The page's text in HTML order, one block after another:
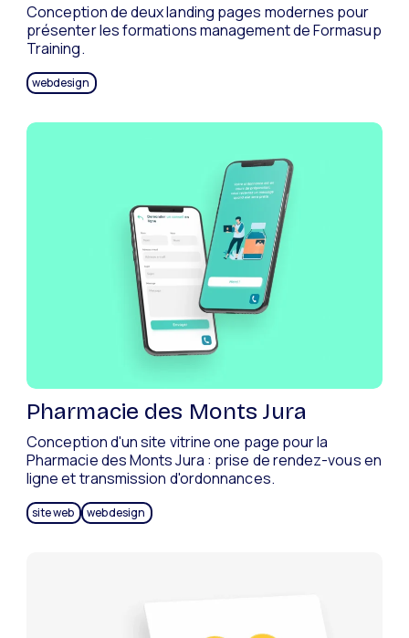
Conception de deux landing pages modernes pour
présenter les formations management de Formasup
Training.
webdesign
Pharmacie des Monts Jura
Conception d'un site vitrine one page pour la
Pharmacie des Monts Jura : prise de rendez-vous en
ligne et transmission d'ordonnances.
site web webdesign